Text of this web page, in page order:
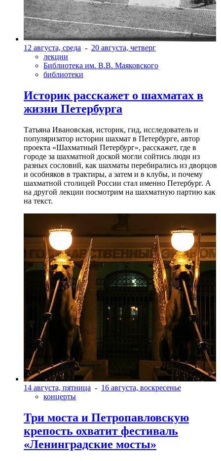
12 августа, среда - 20 августа, четверг
лекции
Библиотека им. В.В. Маяковского
библиотеки
Историк расскажет о шахматах в
жизни Петербурга
Татьяна Ивановская, историк, гид, исследователь и
популяризатор истории шахмат в Петербурге, автор
проекта «Шахматный Петербург», расскажет, где в
городе за шахматной доской могли сойтись люди из
разных сословий, как шахматы перебирались из дворцов
и особняков в трактиры, а затем и в клубы, и почему
шахматной столицей России стал именно Петербург. А
на другой лекции посмотрим на шахматную партию как
на текст.
14 августа, пятница - 16 августа, воскресенье
концерты
Три моста и Петропавловскую
крепость охватит фестиваль
«Ленинградские мосты»